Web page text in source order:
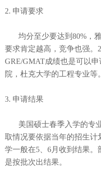
2. 申请要求
均分至少要达到 80% ，
要求肯定越高，竞争也强。
GRE/GMAT成绩也是可以
院，杜克大学的工程专业等
3. 申请结果
美国硕士春季入学的专
取情况要依据当年的招生计
学一般在5 6月收到结果。
是按批次出结果。